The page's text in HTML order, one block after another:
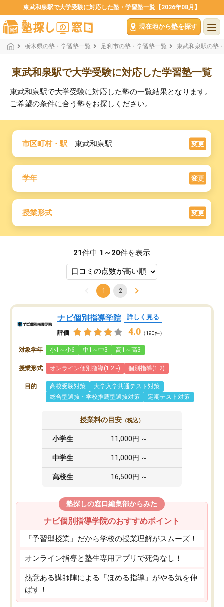
東武和泉駅で大学受験に対応した塾・学習塾一覧【2026年08月】
現在地から塾を探す
栃木県の塾・学習塾一覧 足利市の塾・学習塾一覧 東武和泉駅の塾
東武和泉駅で大学受験に対応した学習塾一覧
東武和泉駅で大学受験に対応した塾の一覧結果となります。
ご希望の条件に合う塾をお探しください。
市区町村・駅 東武和泉駅 変更
学年 変更
授業形式 変更
21件中 1～20件を表示
1 2
ナビ個別指導学院 詳しく見る
評価 4.0 （190件）
対象学年 小1～小6 中1～中3 高1～高3
授業形式 オンライン個別指導(1:2~) 個別指導(1:2)
目的 高校受験対策
大学入学共通テスト対策
総合型選抜・学校推薦型選抜対策
定期テスト対策
授業料の目安 （税込）
小学生 11,000円 ～
中学生 11,000円 ～
高校生 16,500円 ～
塾探しの窓口編集部からみた
ナビ個別指導学院のおすすめポイント
「予習型授業」だから学校の授業理解がスムーズ！
オンライン指導と塾生専用アプリで死角なし！
熱意ある講師陣による「ほめる指導」がやる気を伸
ばす！